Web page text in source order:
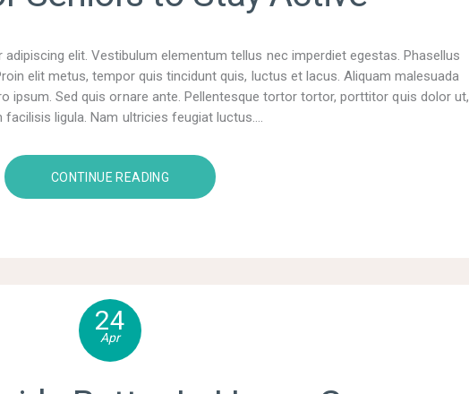
elit. Vestibulum elementum tellus nec imperdiet egestas. Phasellus
elit metus, tempor quis tincidunt quis, luctus et lacus. Aliquam malesuada
ipsum. Sed quis ornare ante. Pellentesque tortor tortor, porttitor quis dolor ut,
facilisis ligula. Nam ultricies feugiat luctus.…
CONTINUE READING
24
Apr